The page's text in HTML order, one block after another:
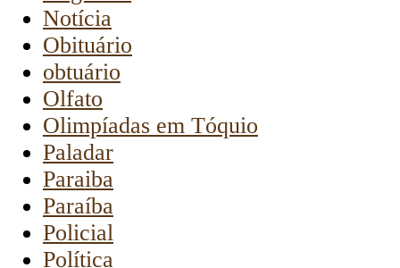
Notícia
Obituário
obtuário
Olfato
Olimpíadas em Tóquio
Paladar
Paraiba
Paraíba
Policial
Política